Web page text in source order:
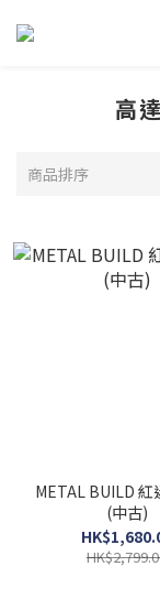
高
商品排序
METAL BUILD 紅
(中古)